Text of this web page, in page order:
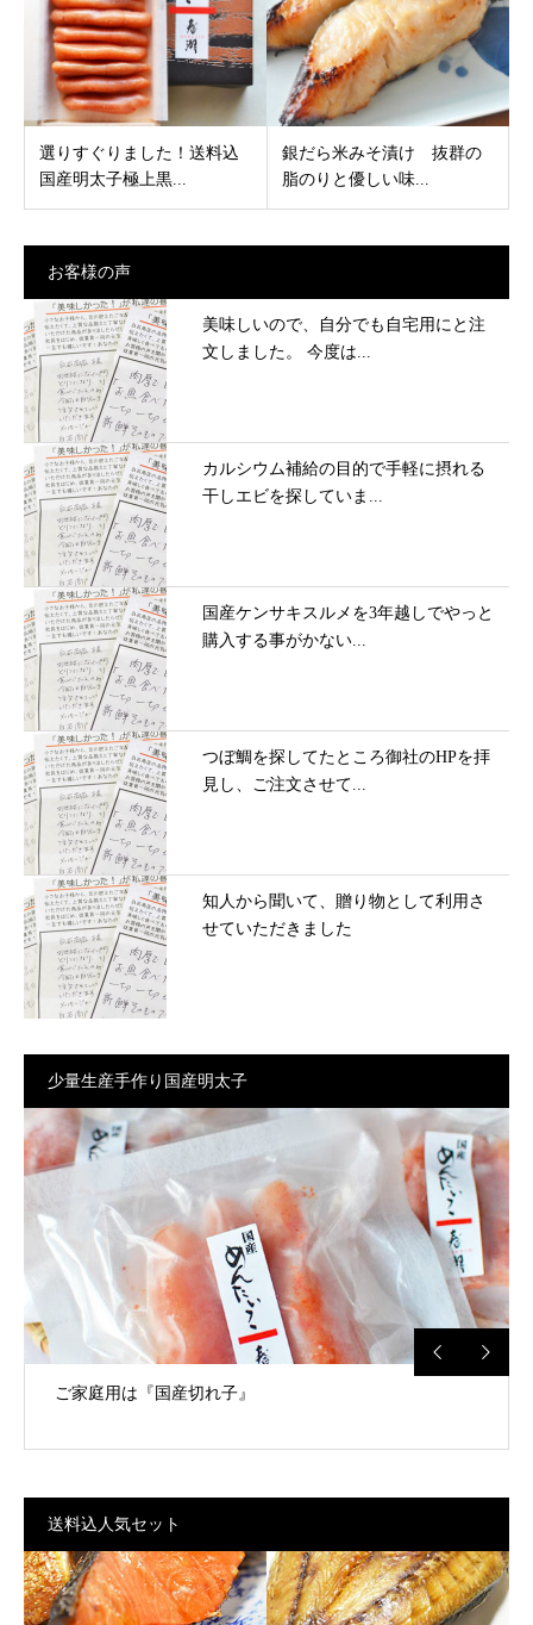
選りすぐりました！送料込
国産明太子極上黒...
銀だら米みそ漬け 抜群の
脂のりと優しい味...
お客様の声
美味しいので、自分でも自宅用にと注
文しました。 今度は...
カルシウム補給の目的で手軽に摂れる
干しエビを探していま...
国産ケンサキスルメを3年越しでやっと
購入する事がかない...
つぼ鯛を探してたところ御社のHPを拝
見し、ご注文させて...
知人から聞いて、贈り物として利用さ
せていただきました
少量生産手作り国産明太子
【送料込】明太子はこちら
ご家庭用は『国産切れ子』
送料込人気セット